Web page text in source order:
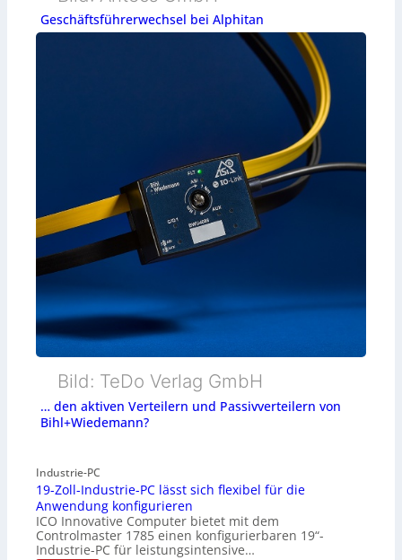
Geschäftsführerwechsel bei Alphitan
Bild: TeDo Verlag GmbH
… den aktiven Verteilern und Passivverteilern von
Bihl+Wiedemann?
Industrie-PC
19-Zoll-Industrie-PC lässt sich flexibel für die
Anwendung konfigurieren
ICO Innovative Computer bietet mit dem
Controlmaster 1785 einen konfigurierbaren 19“-
Industrie-PC für leistungsintensive…